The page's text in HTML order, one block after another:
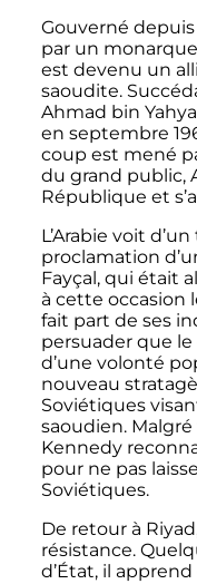
Gouverné
par un
est devenu un
saoudite.
Ahmad bin
en septembre
coup est mené
du grand public,
République et
L’Arabie voit
proclamation
Fayçal, qui était
à cette occasion
fait part de ses
persuader que le
d’une volonté
nouveau
Soviétiques
saoudien.
Kennedy
pour ne pas
Soviétiques.
De retour à
résistance.
d’État, il